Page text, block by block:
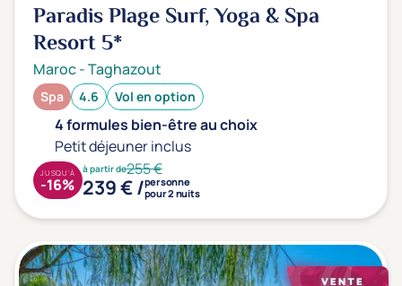
Paradis Plage Surf, Yoga & Spa
Resort5*
Maroc-Taghazout
Spa 4.6 Vol en option
4 formules bien-être au choix
Petit déjeuner inclus
à partir de255 €
239 € /personne
pour 2 nuits
JUSQU'À
-16%